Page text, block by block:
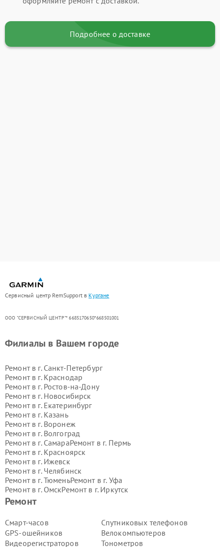
Подробнее о доставке
Сервисный центр RemSupport в Кургане
ООО "СЕРВИСНЫЙ ЦЕНТР"* 6685170650*668501001
Ремонт
Смарт-часов
GPS-ошейников
Видеорегистраторов
Спутниковых телефонов
Велокомпьютеров
Тонометров
Филиалы в Вашем городе
Ремонт в г. Санкт-Петербург
Ремонт в г. Краснодар
Ремонт в г. Ростов-на-Дону
Ремонт в г. Новосибирск
Ремонт в г. Екатеринбург
Ремонт в г. Казань
Ремонт в г. Воронеж
Ремонт в г. Волгоград
Ремонт в г. СамараРемонт в г. Пермь
Ремонт в г. Красноярск
Ремонт в г. Ижевск
Ремонт в г. Челябинск
Ремонт в г.ТюменьРемонт в г. Уфа
Ремонт в г. ОмскРемонт в г. Иркутск
Ремонт в г.
Ремонт в г.
Ремонт в г.Тольятти
Ремонт в г.Хабаровск